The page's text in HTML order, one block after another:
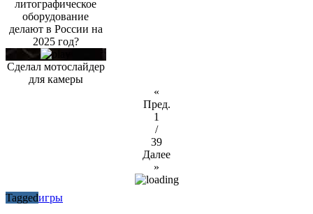
литографическое
оборудование
делают в России на
2025 год?
Сделал мотослайдер
для камеры
«
Пред.
1
/
39
Далее
»
Taggedигры